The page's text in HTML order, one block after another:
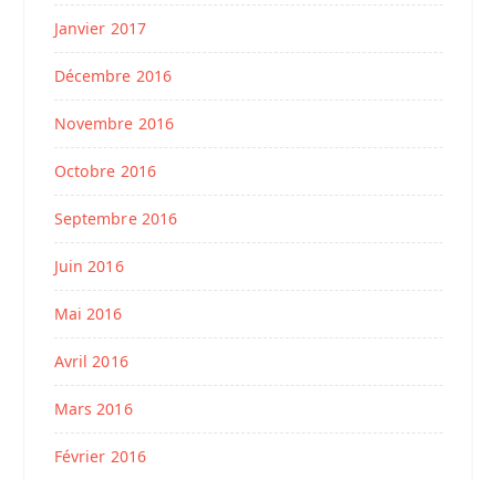
Janvier 2017
Décembre 2016
Novembre 2016
Octobre 2016
Septembre 2016
Juin 2016
Mai 2016
Avril 2016
Mars 2016
Février 2016